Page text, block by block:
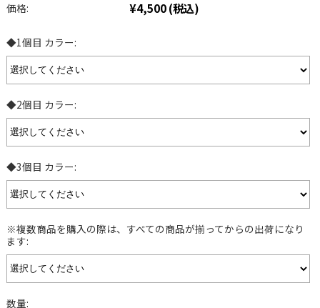
価格: ¥4,500(税込)
◆1個目 カラー:
◆2個目 カラー:
◆3個目 カラー:
※複数商品を購入の際は、すべての商品が揃ってからの出荷になり
ます:
数量: